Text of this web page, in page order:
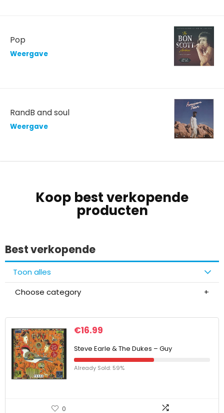
Pop
Weergave
RandB and soul
Weergave
Koop best verkopende
producten
Best verkopende
Toon alles
Choose category
€16.99
Steve Earle & The Dukes – Guy
Already Sold: 59%
0